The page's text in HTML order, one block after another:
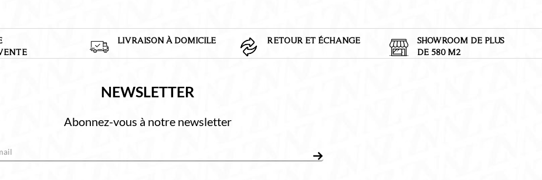
LIVRAISON À DOMICILE RETOUR ET ÉCHANGE
SHOWROOM DE PLUS
DE 580 M2
NEWSLETTER
Abonnez-vous à notre newsletter